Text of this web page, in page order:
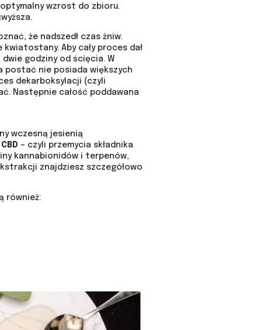
wzrost do zbioru.
że nadszedł czas żniw.
Aby cały proces dał
godziny od ścięcia. W
postać nie posiada większych
dekarboksylacji (czyli
Następnie całość poddawana
wczesną jesienią
– czyli przemycia składnika
kannabionidów i terpenów,
znajdziesz szczegółowo
również: